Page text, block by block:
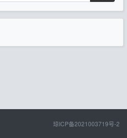
琼ICP备2021003719号-2